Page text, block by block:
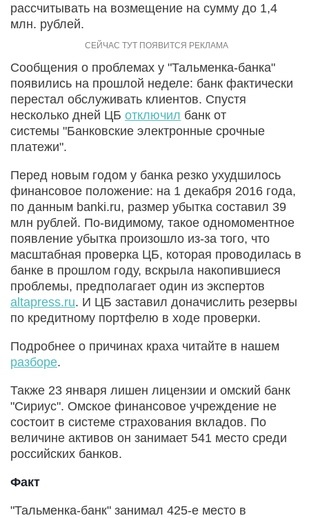
рассчитывать на возмещение на сумму до 1,4
млн. рублей.
Сообщения о проблемах у "Тальменка-банка"
появились на прошлой неделе: банк фактически
перестал обслуживать клиентов. Спустя
несколько дней ЦБ отключил банк от
системы "Банковские электронные срочные
платежи".
Перед новым годом у банка резко ухудшилось
финансовое положение: на 1 декабря 2016 года,
по данным banki.ru, размер убытка составил 39
млн рублей. По-видимому, такое одномоментное
появление убытка произошло из-за того, что
масштабная проверка ЦБ, которая проводилась в
банке в прошлом году, вскрыла накопившиеся
проблемы, предполагает один из экспертов
altapress.ru. И ЦБ заставил доначислить резервы
по кредитному портфелю в ходе проверки.
Подробнее о причинах краха читайте в нашем
разборе.
Также 23 января лишен лицензии и омский банк
"Сириус". Омское финансовое учреждение не
состоит в системе страхования вкладов. По
величине активов он занимает 541 место среди
российских банков.
Факт
"Тальменка-банк" занимал 425-е место в